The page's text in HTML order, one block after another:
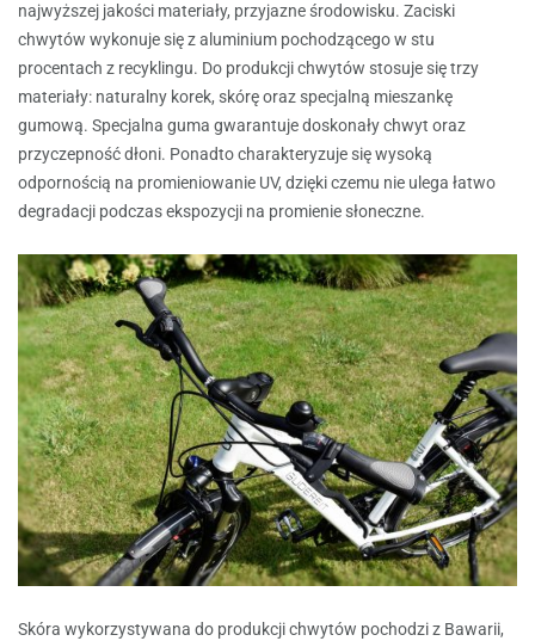
najwyższej jakości materiały, przyjazne środowisku. Zaciski
chwytów wykonuje się z aluminium pochodzącego w stu
procentach z recyklingu. Do produkcji chwytów stosuje się trzy
materiały: naturalny korek, skórę oraz specjalną mieszankę
gumową. Specjalna guma gwarantuje doskonały chwyt oraz
przyczepność dłoni. Ponadto charakteryzuje się wysoką
odpornością na promieniowanie UV, dzięki czemu nie ulega łatwo
degradacji podczas ekspozycji na promienie słoneczne.
Skóra wykorzystywana do produkcji chwytów pochodzi z Bawarii,